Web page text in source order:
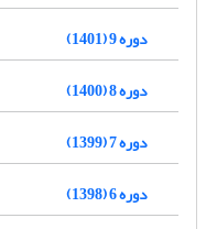
دوره 9 (1401)
دوره 8 (1400)
دوره 7 (1399)
دوره 6 (1398)